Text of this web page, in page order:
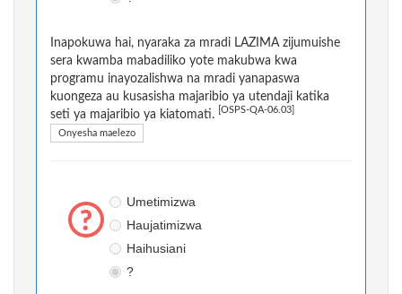
Inapokuwa hai, nyaraka za mradi LAZIMA zijumuishe
sera kwamba mabadiliko yote makubwa kwa
programu inayozalishwa na mradi yanapaswa
kuongeza au kusasisha majaribio ya utendaji katika
seti ya majaribio ya kiatomati.
[OSPS-QA-06.03]
Onyesha maelezo
Umetimizwa
Haujatimizwa
Haihusiani
?